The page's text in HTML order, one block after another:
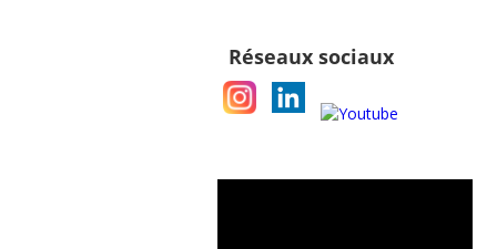
Réseaux sociaux